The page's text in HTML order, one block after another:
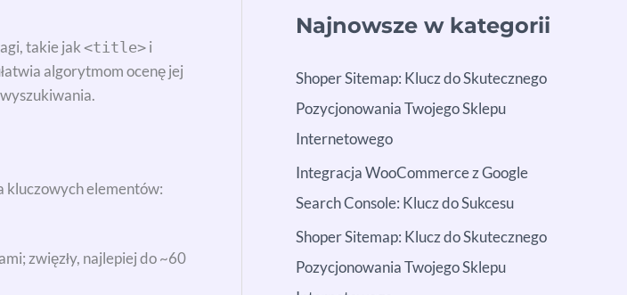
takie jak <title> i
algorytmom ocenę jej
kluczowych elementów:
zwięzły, najlepiej do ~60
Najnowsze w kategorii
Shoper Sitemap: Klucz do Skutecznego
Pozycjonowania Twojego Sklepu
Internetowego
Integracja WooCommerce z Google
Search Console: Klucz do Sukcesu
Shoper Sitemap: Klucz do Skutecznego
Pozycjonowania Twojego Sklepu